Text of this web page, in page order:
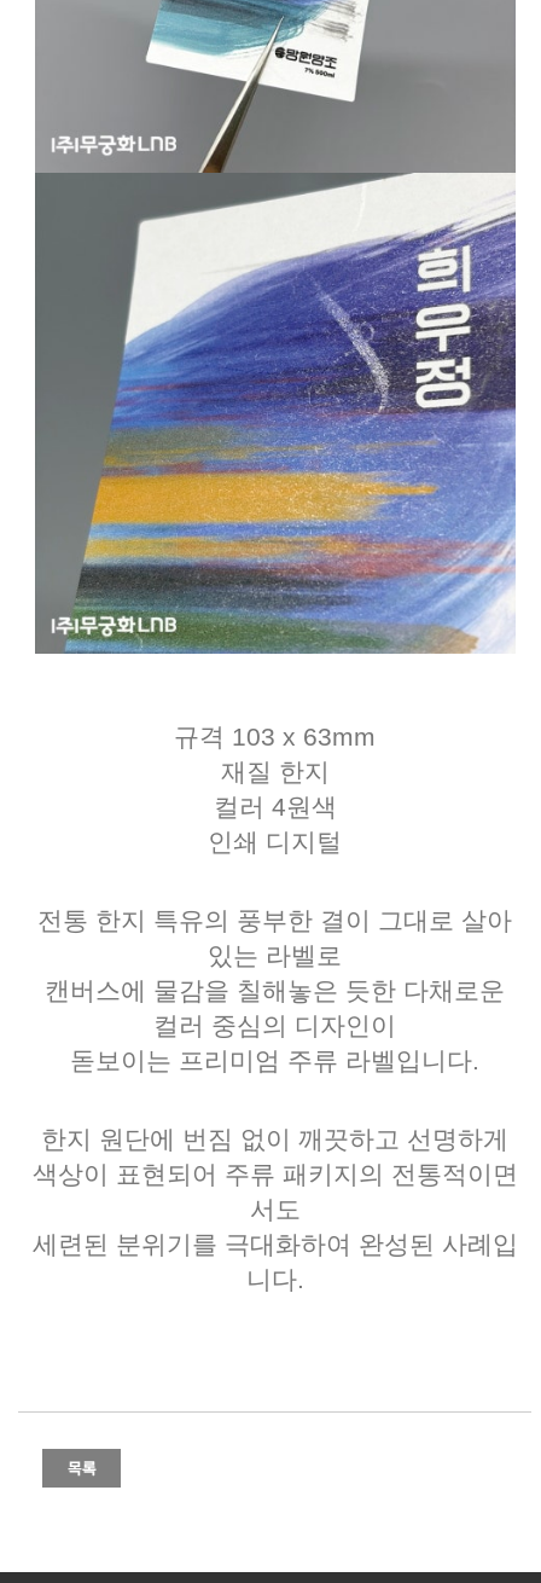
규격 103 x 63mm
재질 한지
컬러 4원색
인쇄 디지털
전통 한지 특유의 풍부한 결이 그대로 살아
있는 라벨로
캔버스에 물감을 칠해놓은 듯한 다채로운
컬러 중심의 디자인이
돋보이는 프리미엄 주류 라벨입니다.
한지 원단에 번짐 없이 깨끗하고 선명하게
색상이 표현되어 주류 패키지의 전통적이면
서도
세련된 분위기를 극대화하여 완성된 사례입
니다.